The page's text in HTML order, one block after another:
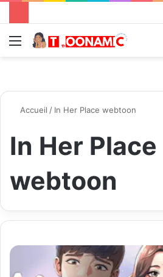
Menu
Accueil / In Her Place webtoon
In Her Place
webtoon